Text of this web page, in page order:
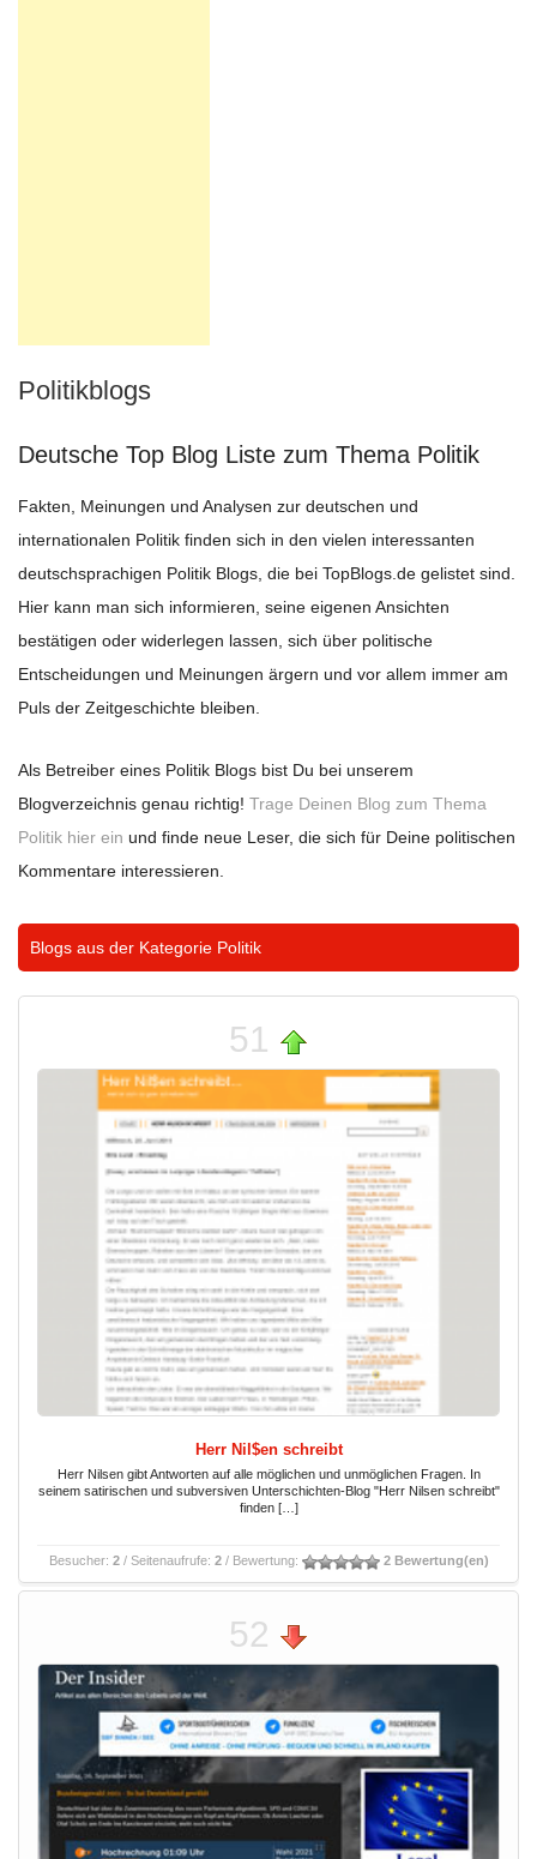
Politikblogs
Deutsche Top Blog Liste zum Thema Politik
Fakten, Meinungen und Analysen zur deutschen und
internationalen Politik finden sich in den vielen interessanten
deutschsprachigen Politik Blogs, die bei TopBlogs.de gelistet sind.
Hier kann man sich informieren, seine eigenen Ansichten
bestätigen oder widerlegen lassen, sich über politische
Entscheidungen und Meinungen ärgern und vor allem immer am
Puls der Zeitgeschichte bleiben.
Als Betreiber eines Politik Blogs bist Du bei unserem
Blogverzeichnis genau richtig! Trage Deinen Blog zum Thema
Politik hier ein und finde neue Leser, die sich für Deine politischen
Kommentare interessieren.
Blogs aus der Kategorie Politik
51
Herr Nil$en schreibt
Herr Nilsen gibt Antworten auf alle möglichen und unmöglichen Fragen. In
seinem satirischen und subversiven Unterschichten-Blog "Herr Nilsen schreibt"
finden […]
Besucher: 2/ Seitenaufrufe: 2/ Bewertung: 2 Bewertung(en)
52